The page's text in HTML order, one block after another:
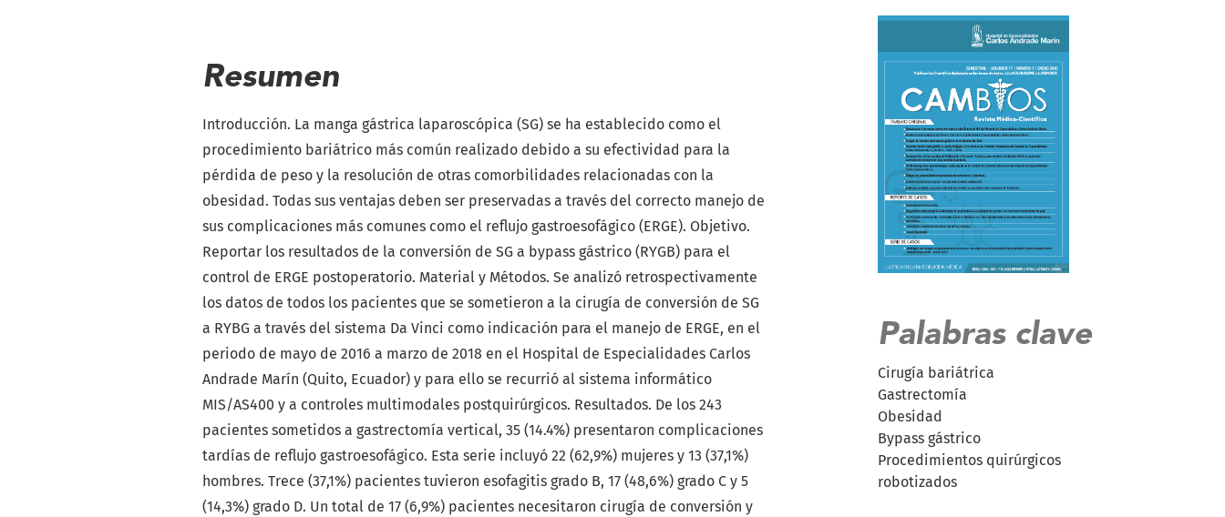
Palabras clave
Cirugía bariátrica
Gastrectomía
Obesidad
Bypass gástrico
Procedimientos quirúrgicos
robotizados
Resumen
Introducción. La manga gástrica laparoscópica (SG) se ha establecido como el
procedimiento bariátrico más común realizado debido a su efectividad para la
pérdida de peso y la resolución de otras comorbilidades relacionadas con la
obesidad. Todas sus ventajas deben ser preservadas a través del correcto manejo de
sus complicaciones más comunes como el reflujo gastroesofágico (ERGE). Objetivo.
Reportar los resultados de la conversión de SG a bypass gástrico (RYGB) para el
control de ERGE postoperatorio. Material y Métodos. Se analizó retrospectivamente
los datos de todos los pacientes que se sometieron a la cirugía de conversión de SG
a RYBG a través del sistema Da Vinci como indicación para el manejo de ERGE, en el
periodo de mayo de 2016 a marzo de 2018 en el Hospital de Especialidades Carlos
Andrade Marín (Quito, Ecuador) y para ello se recurrió al sistema informático
MIS/AS400 y a controles multimodales postquirúrgicos. Resultados. De los 243
pacientes sometidos a gastrectomía vertical, 35 (14.4%) presentaron complicaciones
tardías de reflujo gastroesofágico. Esta serie incluyó 22 (62,9%) mujeres y 13 (37,1%)
hombres. Trece (37,1%) pacientes tuvieron esofagitis grado B, 17 (48,6%) grado C y 5
(14,3%) grado D. Un total de 17 (6,9%) pacientes necesitaron cirugía de conversión y